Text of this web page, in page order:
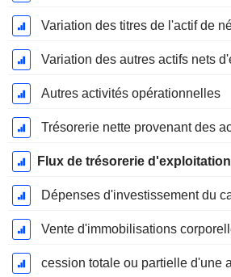
Variation des titres de l'actif de
Autres activités opérationnelles
Flux de trésorerie d'exploitation
Dépenses d'investissement du
Vente d'immobilisations
cession totale ou partielle d'une